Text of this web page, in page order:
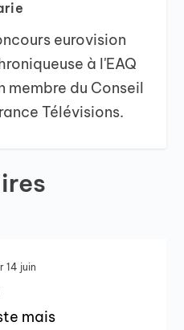
eurovision
à l'EAQ
membre du Conseil
Télévisions.
14 juin
mais